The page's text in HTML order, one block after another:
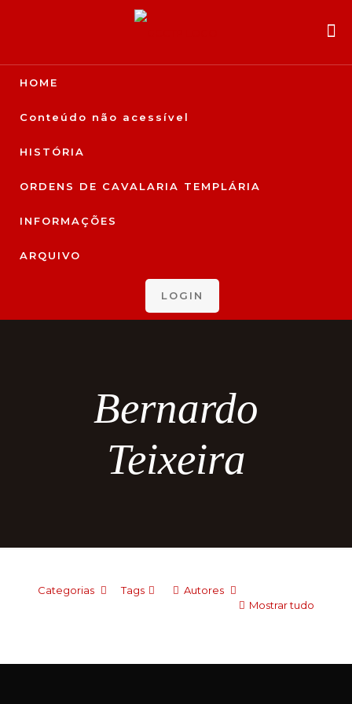
HOME
Conteúdo não acessível
HISTÓRIA
ORDENS DE CAVALARIA TEMPLÁRIA
INFORMAÇÕES
ARQUIVO
LOGIN
Bernardo
Teixeira
Categorias Tags
Autores
Mostrar tudo